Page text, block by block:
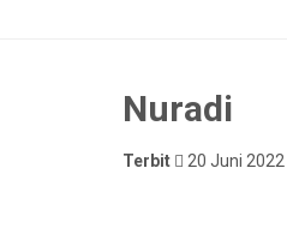
Nuradi
Terbit 20 Juni 2022 |